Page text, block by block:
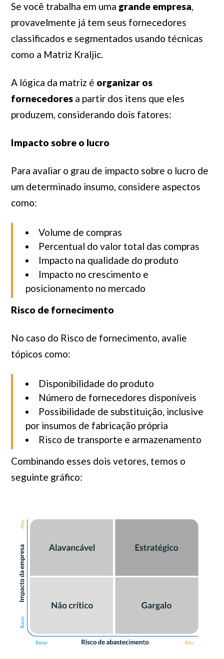
Se você trabalha em uma grande empresa,
provavelmente já tem seus fornecedores
classificados e segmentados usando técnicas
como a Matriz Kraljic.
A lógica da matriz é organizar os
fornecedores a partir dos itens que eles
produzem, considerando dois fatores:
Impacto sobre o lucro
Para avaliar o grau de impacto sobre o lucro de
um determinado insumo, considere aspectos
como:
Volume de compras
Percentual do valor total das compras
Impacto na qualidade do produto
Impacto no crescimento e
posicionamento no mercado
Risco de fornecimento
No caso do Risco de fornecimento, avalie
tópicos como:
Disponibilidade do produto
Número de fornecedores disponíveis
Possibilidade de substituição, inclusive
por insumos de fabricação própria
Risco de transporte e armazenamento
Combinando esses dois vetores, temos o
seguinte gráfico: